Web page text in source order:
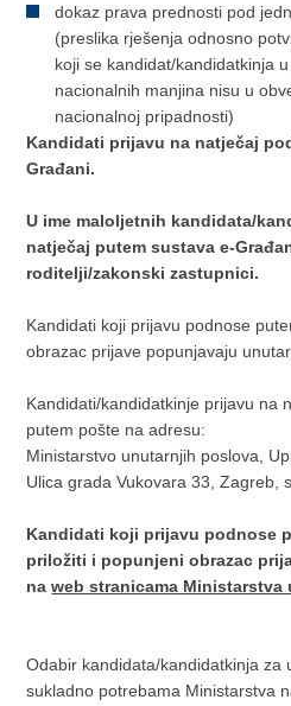
dokaz prava prednosti pod
(preslika rješenja odnosno
koji se kandidat/kandidatkinja
nacionalnih manjina nisu u
nacionalnoj pripadnosti)
Kandidati prijavu na natječaj
Građani.
U ime maloljetnih kandidata/
natječaj putem sustava e-
roditelji/zakonski zastupnici.
Kandidati koji prijavu podnose
obrazac prijave popunjavaju
Kandidati/kandidatkinje prijavu na
putem pošte na adresu:
Ministarstvo unutarnjih poslova,
Ulica grada Vukovara 33, Zagreb,
Kandidati koji prijavu podnose
priložiti i popunjeni obrazac
naweb stranicama
Odabir kandidata/kandidatkinja za
sukladno potrebama Ministarstva